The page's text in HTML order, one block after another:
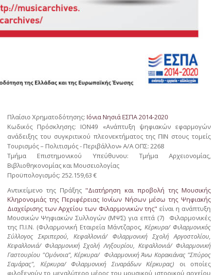
Πλαίσιο Χρηματοδότησης: Ιόνια Νησιά ΕΣΠΑ 2014-2020
Κωδικός Πρόσκλησης: ΙΟΝ49 «Ανάπτυξη ψηφιακών εφαρμογών
ανάδειξης του συγκριτικού πλεονεκτήματος της ΠΙΝ στους τομείς
Τουρισμός – Πολιτισμός - Περιβάλλον» Α/Α ΟΠΣ: 2268
Τμήμα Επιστημονικού Υπεύθυνου: Τμήμα Αρχειονομίας,
Βιβλιοθηκονομίας και Μουσειολογίας
Προϋπολογισμός: 252.159,63 €
Αντικείμενο της Πράξης "Διατήρηση και προβολή της Μουσικής
Κληρονομιάς της Περιφέρειας Ιονίων Νήσων μέσω της Ψηφιακής
Διαχείρισης των Αρχείου των Φιλαρμονικών της" είναι η ανάπτυξη
Μουσικών Ψηφιακών Συλλογών (ΜΨΣ) για επτά (7) Φιλαρμονικές
της Π.Ι.Ν. (Φιλαρμονική Εταιρεία Μάντζαρος, Κέρκυρα/ Φιλαρμονικός
Σύλλογος Σκριπερού, Κεφαλλονιά/ Φιλαρμονική Σχολή Αργοστολίου,
Κεφαλλονιά/ Φιλαρμονική Σχολή Ληξουρίου, Κεφαλλονιά/ Φιλαρμονική
Γαστουρίου "Ομόνοια", Κέρκυρα/ Φιλαρμονική Άνω Κορακιάνας "Σπύρος
Σαμάρας", Κέρκυρα/ Φιλαρμονική Σιναράδων Κέρκυρας) οι οποίες
φιλοξενούν το μεγαλύτερο μέρος του μουσικού ιστορικού αρχείου